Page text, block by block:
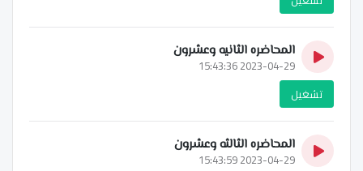
المحاضره الثانيه وعشرون
2023-04-29 15:43:36
تشغيل
المحاضره الثالثه وعشرون
2023-04-29 15:43:59